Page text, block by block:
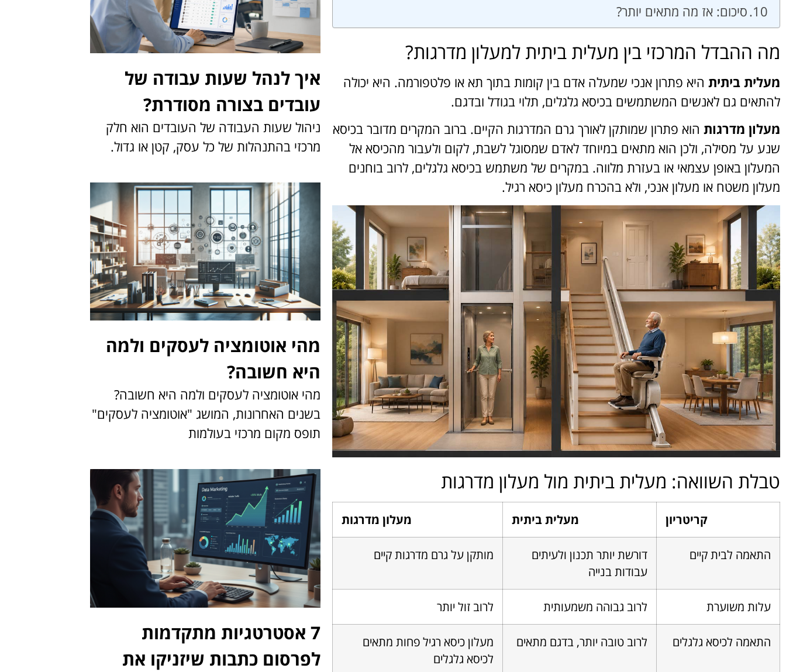
סיכום: אז מה מתאים יותר?
מה ההבדל המרכזי בין מעלית ביתית למעלון מדרגות?
מעלית ביתית היא פתרון אנכי שמעלה אדם בין קומות בתוך תא או פלטפורמה. היא יכולה
להתאים גם לאנשים המשתמשים בכיסא גלגלים, תלוי בגודל ובדגם.
מעלון מדרגות הוא פתרון שמותקן לאורך גרם המדרגות הקיים. ברוב המקרים מדובר בכיסא
שנע על מסילה, ולכן הוא מתאים במיוחד לאדם שמסוגל לשבת, לקום ולעבור מהכיסא אל
המעלון באופן עצמאי או בעזרת מלווה. במקרים של משתמש בכיסא גלגלים, לרוב בוחנים
מעלון משטח או מעלון אנכי, ולא בהכרח מעלון כיסא רגיל.
טבלת השוואה: מעלית ביתית מול מעלון מדרגות
קריטריון מעלית ביתית מעלון מדרגות
התאמה לבית קיים
דורשת יותר תכנון ולעיתים
עבודות בנייה
מותקן על גרם מדרגות קיים
עלות משוערת לרוב גבוהה משמעותית לרוב זול יותר
התאמה לכיסא גלגלים לרוב טובה יותר, בדגם מתאים
מעלון כיסא רגיל פחות מתאים
לכיסא גלגלים
איך לנהל שעות עבודה של
עובדים בצורה מסודרת?
ניהול שעות העבודה של העובדים הוא חלק
מרכזי בהתנהלות של כל עסק, קטן או גדול.
מהי אוטומציה לעסקים ולמה
היא חשובה?
מהי אוטומציה לעסקים ולמה היא חשובה?
בשנים האחרונות, המושג "אוטומציה לעסקים"
תופס מקום מרכזי בעולמות
7 אסטרטגיות מתקדמות
לפרסום כתבות שיזניקו את